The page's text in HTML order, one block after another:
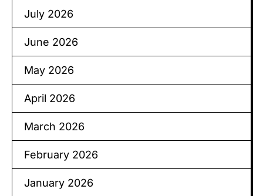
July 2026
June 2026
May 2026
April 2026
March 2026
February 2026
January 2026